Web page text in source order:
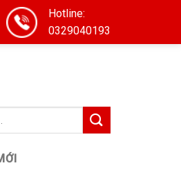
Hotline:
0329040193